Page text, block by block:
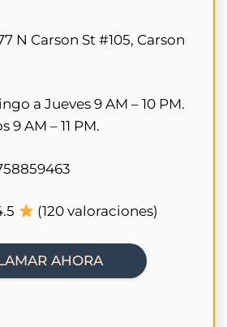
N Carson St #105, Carson
a Jueves 9 AM – 10 PM.
9 AM – 11 PM.
(120 valoraciones)
AHORA